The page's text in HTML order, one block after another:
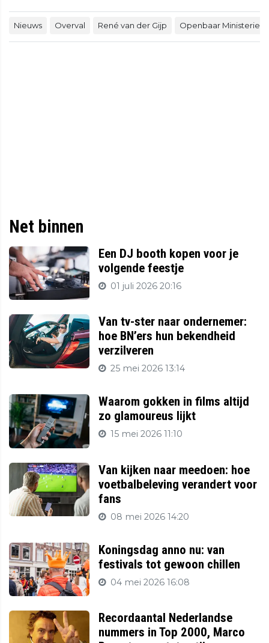
Nieuws Overval René van der Gijp Openbaar Ministerie
Net binnen
Een DJ booth kopen voor je
volgende feestje
01 juli 2026 20:16
Van tv-ster naar ondernemer:
hoe BN’ers hun bekendheid
verzilveren
25 mei 2026 13:14
Waarom gokken in films altijd
zo glamoureus lijkt
15 mei 2026 11:10
Van kijken naar meedoen: hoe
voetbalbeleving verandert voor
fans
08 mei 2026 14:20
Koningsdag anno nu: van
festivals tot gewoon chillen
04 mei 2026 16:08
Recordaantal Nederlandse
nummers in Top 2000, Marco